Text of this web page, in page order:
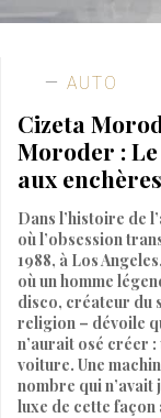
AUTO
Cizeta
Moroder :
aux
Dans l’histoire de
où l’obsession
1988, à Los
où un homme
disco, créateur du
religion – dévoile
n’aurait osé créer
voiture. Une
nombre qui n’avait
luxe de cette façon